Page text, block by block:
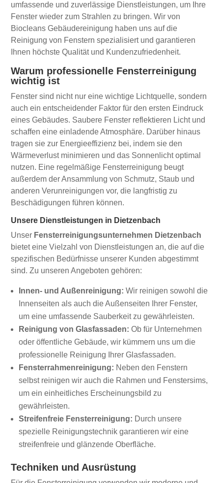
umfassende und zuverlässige Dienstleistungen, um Ihre
Fenster wieder zum Strahlen zu bringen. Wir von
Biocleans Gebäudereinigung haben uns auf die
Reinigung von Fenstern spezialisiert und garantieren
Ihnen höchste Qualität und Kundenzufriedenheit.
Warum professionelle Fensterreinigung
wichtig ist
Fenster sind nicht nur eine wichtige Lichtquelle, sondern
auch ein entscheidender Faktor für den ersten Eindruck
eines Gebäudes. Saubere Fenster reflektieren Licht und
schaffen eine einladende Atmosphäre. Darüber hinaus
tragen sie zur Energieeffizienz bei, indem sie den
Wärmeverlust minimieren und das Sonnenlicht optimal
nutzen. Eine regelmäßige Fensterreinigung beugt
außerdem der Ansammlung von Schmutz, Staub und
anderen Verunreinigungen vor, die langfristig zu
Beschädigungen führen können.
Unsere Dienstleistungen in Dietzenbach
Unser Fensterreinigungsunternehmen Dietzenbach
bietet eine Vielzahl von Dienstleistungen an, die auf die
spezifischen Bedürfnisse unserer Kunden abgestimmt
sind. Zu unseren Angeboten gehören:
Innen- und Außenreinigung: Wir reinigen sowohl die
Innenseiten als auch die Außenseiten Ihrer Fenster,
um eine umfassende Sauberkeit zu gewährleisten.
Reinigung von Glasfassaden: Ob für Unternehmen
oder öffentliche Gebäude, wir kümmern uns um die
professionelle Reinigung Ihrer Glasfassaden.
Fensterrahmenreinigung: Neben den Fenstern
selbst reinigen wir auch die Rahmen und Fenstersims,
um ein einheitliches Erscheinungsbild zu
gewährleisten.
Streifenfreie Fensterreinigung: Durch unsere
spezielle Reinigungstechnik garantieren wir eine
streifenfreie und glänzende Oberfläche.
Techniken und Ausrüstung